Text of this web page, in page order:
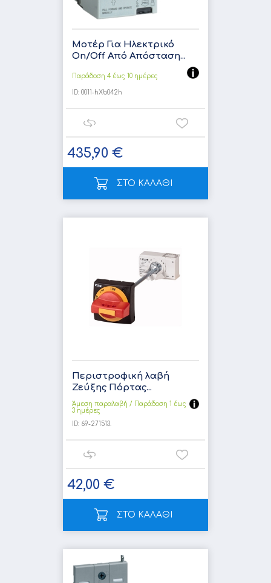
Μοτέρ Για Ηλεκτρικό
On/Off Από Απόσταση...
Παράδοση 4 έως 10 ημέρες
ID: 0011-hXb042h
435,90 €
ΣΤΟ ΚΑΛΑΘΙ
Περιστροφική λαβή
Ζεύξης Πόρτας...
Άμεση παραλαβή / Παράδoση 1 έως
3 ημέρες
ID: 69-271513.
42,00 €
ΣΤΟ ΚΑΛΑΘΙ